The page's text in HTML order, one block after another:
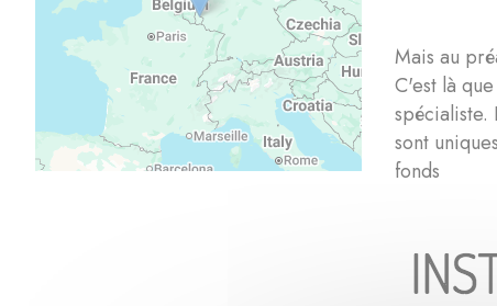
Mais au
C'est là
sont